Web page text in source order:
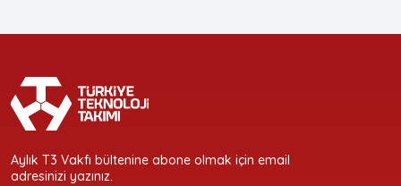
Aylık T3 Vakfı bültenine abone olmak için email
adresinizi yazınız.